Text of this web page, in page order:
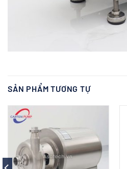
SẢN PHẨM TƯƠNG TỰ